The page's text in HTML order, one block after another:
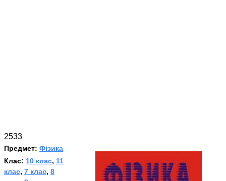
2533
Предмет: Фізика
Клас: 10 клас, 11
клас, 7 клас, 8